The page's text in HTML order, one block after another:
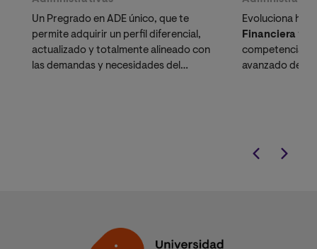
Un Pregrado en ADE único, que te
permite adquirir un perfil diferencial,
actualizado y totalmente alineado con
las demandas y necesidades del
Evoluciona
Financiera y el
competencias
avanzado de